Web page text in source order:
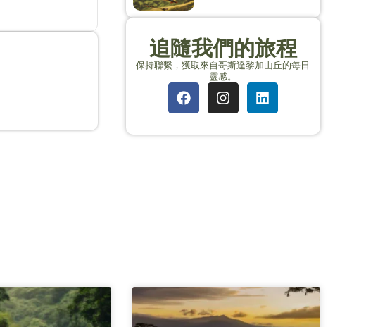
追隨我們的旅程
保持聯繫，獲取來自哥斯達黎加山丘的每日
靈感。